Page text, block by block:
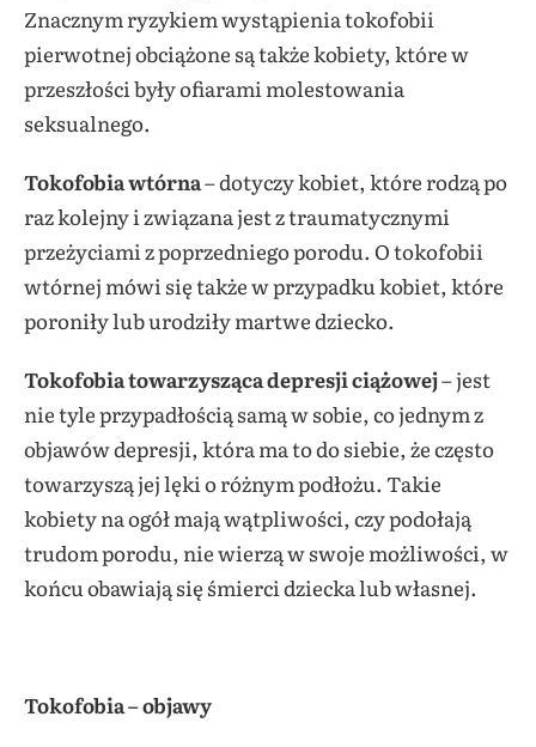
Znacznym ryzykiem wystąpienia tokofobii
pierwotnej obciążone są także kobiety, które w
przeszłości były ofiarami molestowania
seksualnego.
Tokofobia wtórna– dotyczy kobiet, które rodzą po
raz kolejny i związana jest z traumatycznymi
przeżyciami z poprzedniego porodu. O tokofobii
wtórnej mówi się także w przypadku kobiet, które
poroniły lub urodziły martwe dziecko.
Tokofobia towarzysząca depresji ciążowej– jest
nie tyle przypadłością samą w sobie, co jednym z
objawów depresji, która ma to do siebie, że często
towarzyszą jej lęki o różnym podłożu. Takie
kobiety na ogół mają wątpliwości, czy podołają
trudom porodu, nie wierzą w swoje możliwości, w
końcu obawiają się śmierci dziecka lub własnej.
Tokofobia – objawy